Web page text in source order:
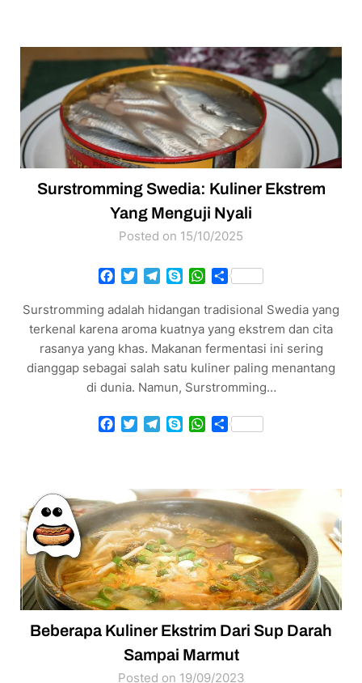
Surstromming Swedia: Kuliner Ekstrem
Yang Menguji Nyali
Posted on 15/10/2025
Facebook
TwitterTelegram
SkypeWhatsApp
Share
Surstromming adalah hidangan tradisional Swedia yang
terkenal karena aroma kuatnya yang ekstrem dan cita
rasanya yang khas. Makanan fermentasi ini sering
dianggap sebagai salah satu kuliner paling menantang
di dunia. Namun, Surstromming…
Facebook
TwitterTelegram
SkypeWhatsApp
Share
Beberapa Kuliner Ekstrim Dari Sup Darah
Sampai Marmut
Posted on 19/09/2023